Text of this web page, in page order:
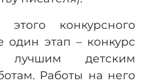
этого конкурсного
один этап – конкурс
детским
Работы на него